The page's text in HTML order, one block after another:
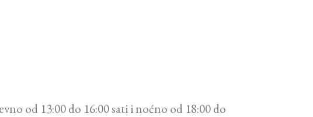
od 13:00 do 16:00 sati i noćno od 18:00 do